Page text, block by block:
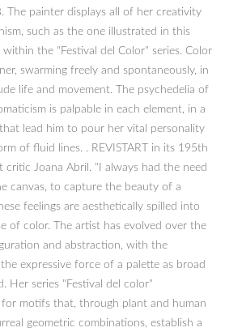
The painter displays all of her creativity
such as the one illustrated in this
the "Festival del Color" series. Color
swarming freely and spontaneously, in
life and movement. The psychedelia of
is palpable in each element, in a
lead him to pour her vital personality
of fluid lines. . REVISTART in its 195th
Joana Abril. "I always had the need
canvas, to capture the beauty of a
feelings are aesthetically spilled into
of color. The artist has evolved over the
and abstraction, with the
expressive force of a palette as broad
Her series "Festival del color"
motifs that, through plant and human
geometric combinations, establish a